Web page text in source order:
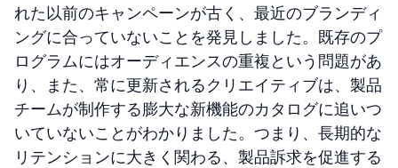
れた以前のキャンペーンが古く、最近のブランディ
ングに合っていないことを発見しました。既存のプ
ログラムにはオーディエンスの重複という問題があ
り、また、常に更新されるクリエイティブは、製品
チームが制作する膨大な新機能のカタログに追いつ
いていないことがわかりました。つまり、長期的な
リテンションに大きく関わる、製品訴求を促進する